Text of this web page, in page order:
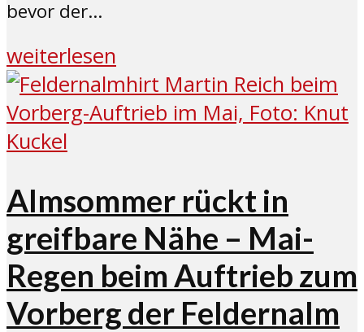
bevor der...
weiterlesen
Almsommer rückt in
greifbare Nähe – Mai-
Regen beim Auftrieb zum
Vorberg der Feldernalm